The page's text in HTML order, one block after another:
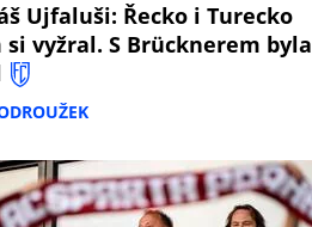
Ujfaluši: Řecko i Turecko
si vyžral. S Brücknerem byla
8